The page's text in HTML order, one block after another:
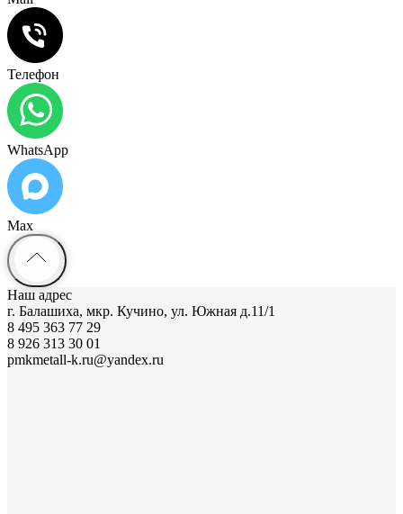
Телефон
WhatsApp
Max
Наш адрес
г. Балашиха, мкр. Кучино, ул. Южная д.11/1
8 495 363 77 29
8 926 313 30 01
pmkmetall-k.ru@yandex.ru